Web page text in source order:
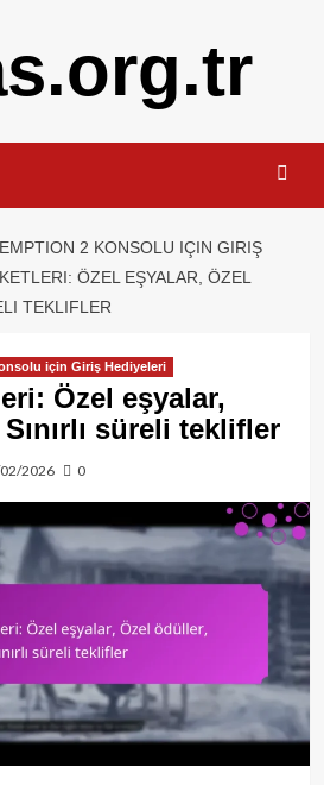
2 KONSOLU IÇIN GIRIŞ
ÖZEL EŞYALAR, ÖZEL
TEKLIFLER
için Giriş Hediyeleri
Özel eşyalar,
süreli teklifler
2026 0